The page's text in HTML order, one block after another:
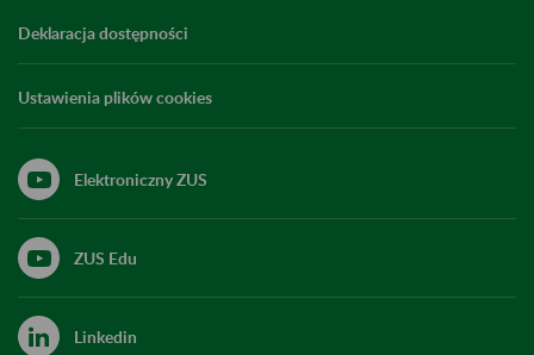
Deklaracja dostępności
Ustawienia plików cookies
Elektroniczny ZUS
ZUS Edu
Linkedin